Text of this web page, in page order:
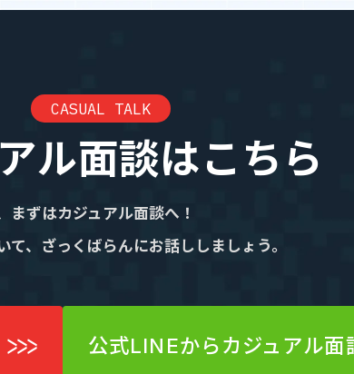
CASUAL TALK
ル面談はこちら
ずはカジュアル面談へ！
、ざっくばらんにお話ししましょう。
公式LINEからカジュアル面